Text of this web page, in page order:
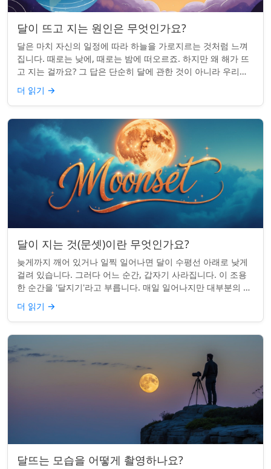
달이 뜨고 지는 원인은 무엇인가요?
달은 마치 자신의 일정에 따라 하늘을 가로지르는 것처럼 느껴
집니다. 때로는 낮에, 때로는 밤에 떠오르죠. 하지만 왜 해가 뜨
고 지는 걸까요? 그 답은 단순히 달에 관한 것이 아니라 우리에
관한 것입니다. 핵심 통찰:...
더 읽기 →
달이 지는 것(문셋)이란 무엇인가요?
늦게까지 깨어 있거나 일찍 일어나면 달이 수평선 아래로 낮게
걸려 있습니다. 그러다 어느 순간, 갑자기 사라집니다. 이 조용
한 순간을 '달지기'라고 부릅니다. 매일 일어나지만 대부분의 사
람들은 놓치곤 합니다. 핵심 ...
더 읽기 →
달뜨는 모습을 어떻게 촬영하나요?